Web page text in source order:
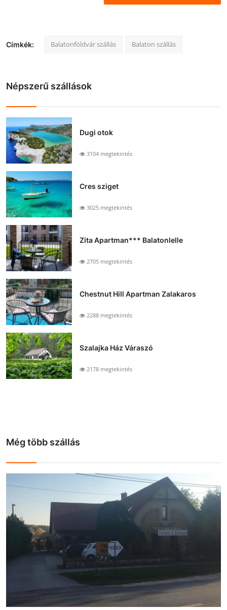
Címkék: Balatonföldvár szállás Balaton szállás
Népszerű szállások
Dugi otok
3104 megtekintés
Cres sziget
3025 megtekintés
Zita Apartman*** Balatonlelle
2705 megtekintés
Chestnut Hill Apartman Zalakaros
2288 megtekintés
Szalajka Ház Váraszó
2178 megtekintés
Még több szállás